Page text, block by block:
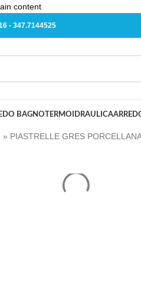
content
- 347.7144525
BAGNOTERMOIDRAULICA
» PIASTRELLE GRES